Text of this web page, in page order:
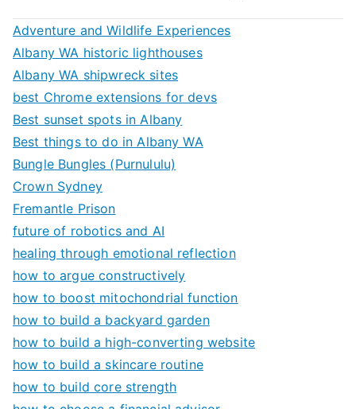
Adventure and Wildlife Experiences
Albany WA historic lighthouses
Albany WA shipwreck sites
best Chrome extensions for devs
Best sunset spots in Albany
Best things to do in Albany WA
Bungle Bungles (Purnululu)
Crown Sydney
Fremantle Prison
future of robotics and AI
healing through emotional reflection
how to argue constructively
how to boost mitochondrial function
how to build a backyard garden
how to build a high-converting website
how to build a skincare routine
how to build core strength